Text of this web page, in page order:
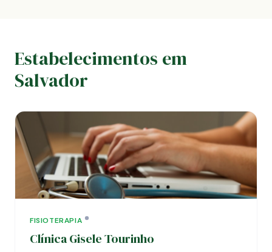
Estabelecimentos em
Salvador
FISIOTERAPIA
Clínica Gisele Tourinho